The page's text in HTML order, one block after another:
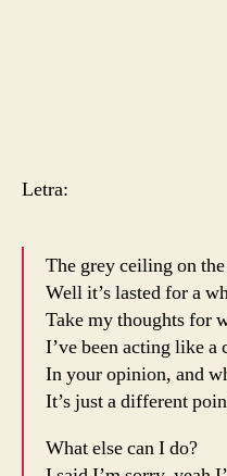
Letra:
The grey ceiling on
Well it’s lasted for a
Take my thoughts for
I’ve been acting like a
In your opinion, and
It’s just a different
What else can I do?